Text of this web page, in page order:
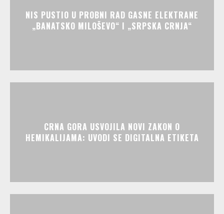
NIS PUSTIO U PROBNI RAD GASNE ELEKTRANE
„BANATSKO MILOŠEVO“ I „SRPSKA CRNJA“
CRNA GORA USVOJILA NOVI ZAKON O
HEMIKALIJAMA: UVODI SE DIGITALNA ETIKETA